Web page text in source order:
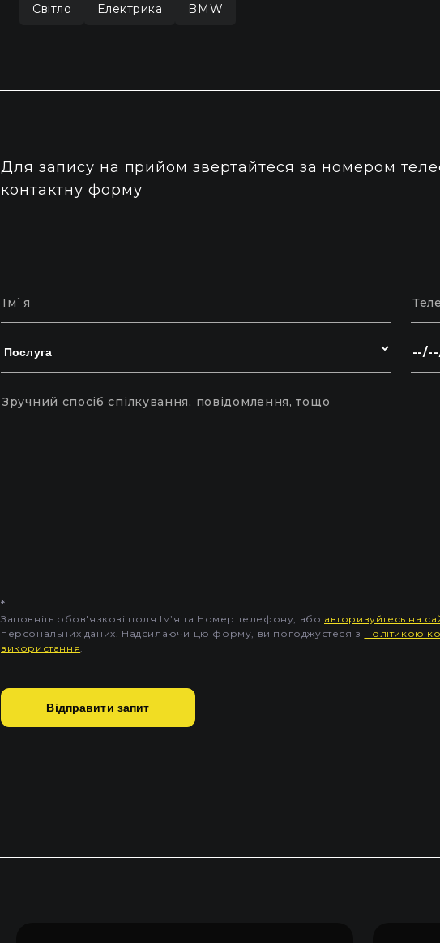
Світло Електрика BMW
Для запису на прийом звертайтеся за номером
контактну форму
*
Заповніть обов'язкові поля Імʼя та Номер телефону, або авторизуйтесь на
персональних даних. Надсилаючи цю форму, ви погоджуєтеся з Політикою
використання
Відправити запит